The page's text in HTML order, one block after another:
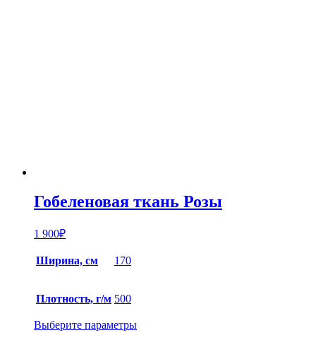
Гобеленовая ткань Розы
1 900₽
Ширина, см 170
Плотность, г/м 500
Выберите параметры